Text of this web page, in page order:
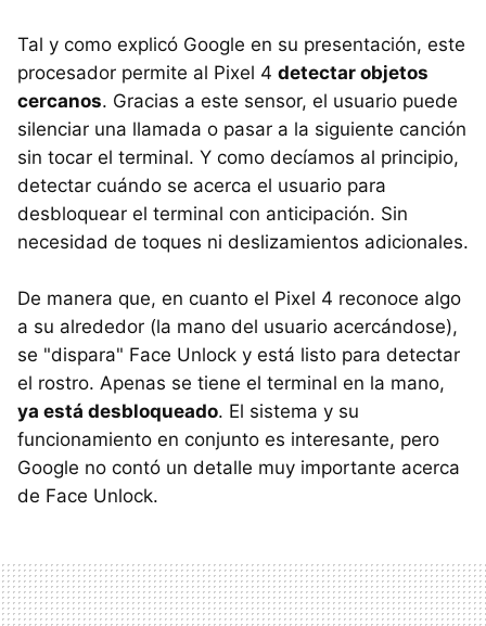
Tal y como explicó Google en su presentación, este
procesador permite al Pixel 4 detectar objetos
cercanos. Gracias a este sensor, el usuario puede
silenciar una llamada o pasar a la siguiente canción
sin tocar el terminal. Y como decíamos al principio,
detectar cuándo se acerca el usuario para
desbloquear el terminal con anticipación. Sin
necesidad de toques ni deslizamientos adicionales.
De manera que, en cuanto el Pixel 4 reconoce algo
a su alrededor (la mano del usuario acercándose),
se "dispara" Face Unlock y está listo para detectar
el rostro. Apenas se tiene el terminal en la mano,
ya está desbloqueado. El sistema y su
funcionamiento en conjunto es interesante, pero
Google no contó un detalle muy importante acerca
de Face Unlock.